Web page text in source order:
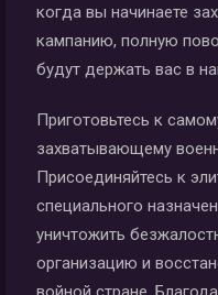
когда вы начинаете
кампанию, полную
будут держать вас в
Приготовьтесь к
захватывающему
Присоединяйтесь к
специального
уничтожить
организацию и